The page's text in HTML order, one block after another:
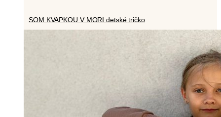
SOM KVAPKOU V MORI detské tričko